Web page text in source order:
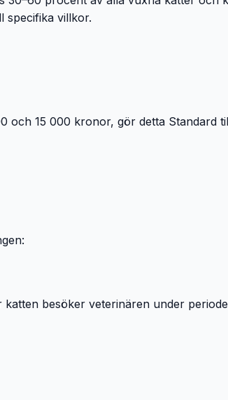
specifika villkor.
och 15 000 kronor, gör detta Standard
besöker veterinären under